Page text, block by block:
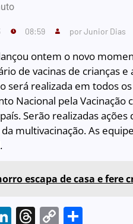
08:59 porJunior Dias
ontem o novo
de vacinas de crianças
será realizada em todos
Nacional pela
Serão realizadas
multivacinação. As
escapa de casa e fere
LinkedIn
Threads
Copy